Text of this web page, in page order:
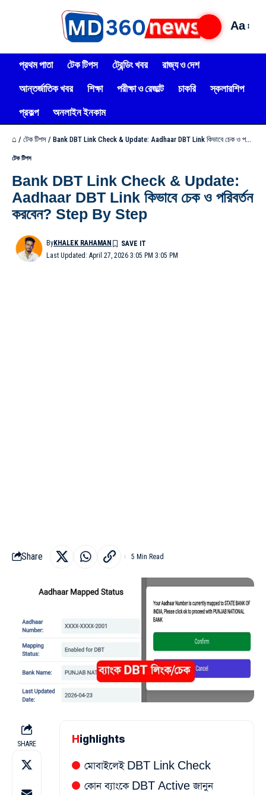
Aa
প্রথম পাতা টেক টিপস ট্রেন্ডিং খবর
রাজ্য ও দেশ
আন্তর্জাতিক খবর
শিক্ষা পরীক্ষা ও রেজাল্ট চাকরি
স্কলারশিপ
প্রকল্প
অনলাইন ইনকাম
⌂ / টেক টিপস / Bank DBT Link Check & Update: Aadhaar DBT Link কিভাবে চেক ও পরিবর্তন করবেন? Step By Step
টেক টিপস
Bank DBT Link Check & Update:
Aadhaar DBT Link কিভাবে চেক ও পরিবর্তন
করবেন? Step By Step
Last Updated: April 27, 2026 3:05 PM 3:05 PM
ByKHALEK RAHAMAN
Share 5 Min Read
SHARE Highlights
মোবাইলেই DBT Link Check
কোন ব্যাংকে DBT Active জানুন